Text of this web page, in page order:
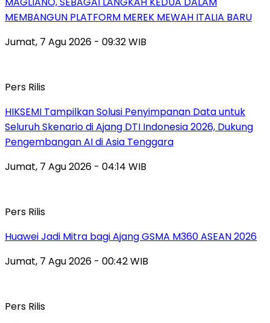
MEMBANGUN PLATFORM MEREK MEWAH ITALIA BARU
Jumat, 7 Agu 2026 - 09:32 WIB
Pers Rilis
HIKSEMI Tampilkan Solusi Penyimpanan Data untuk
Seluruh Skenario di Ajang DTI Indonesia 2026, Dukung
Pengembangan AI di Asia Tenggara
Jumat, 7 Agu 2026 - 04:14 WIB
Pers Rilis
Huawei Jadi Mitra bagi Ajang GSMA M360 ASEAN 2026
Jumat, 7 Agu 2026 - 00:42 WIB
Pers Rilis